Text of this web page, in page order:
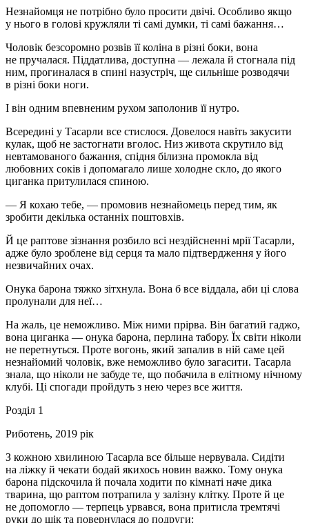
Незнайомця не потрібно було просити двічі. Особливо якщо
у нього в голові кружляли ті самі думки, ті самі бажання…
Чоловік безсоромно розвів її коліна в різні боки, вона
не пручалася. Піддатлива, доступна — лежала й стогнала під
ним, прогиналася в спині назустріч, ще сильніше розводячи
в різні боки ноги.
І він одним впевненим рухом заполонив її нутро.
Всередині у Тасарли все стислося. Довелося навіть закусити
кулак, щоб не застогнати вголос. Низ живота скрутило від
невтамованого бажання, спідня білизна промокла від
любовних соків і допомагало лише холодне скло, до якого
циганка притулилася спиною.
— Я кохаю тебе, — промовив незнайомець перед тим, як
зробити декілька останніх поштовхів.
Й це раптове зізнання розбило всі нездійсненні мрії Тасарли,
адже було зроблене від серця та мало підтвердження у його
незвичайних очах.
Онука барона тяжко зітхнула. Вона б все віддала, аби ці слова
пролунали для неї…
На жаль, це неможливо. Між ними прірва. Він багатий гаджо,
вона циганка — онука барона, перлина табору. Їх світи ніколи
не перетнуться. Проте вогонь, який запалив в ній саме цей
незнайомий чоловік, вже неможливо було загасити. Тасарла
знала, що ніколи не забуде те, що побачила в елітному нічному
клубі. Ці спогади пройдуть з нею через все життя.
Розділ 1
Риботень, 2019 рік
З кожною хвилиною Тасарла все більше нервувала. Сидіти
на ліжку й чекати бодай якихось новин важко. Тому онука
барона підскочила й почала ходити по кімнаті наче дика
тварина, що раптом потрапила у залізну клітку. Проте й це
не допомогло — терпець урвався, вона притисла тремтячі
руки до щік та повернулася до подруги: